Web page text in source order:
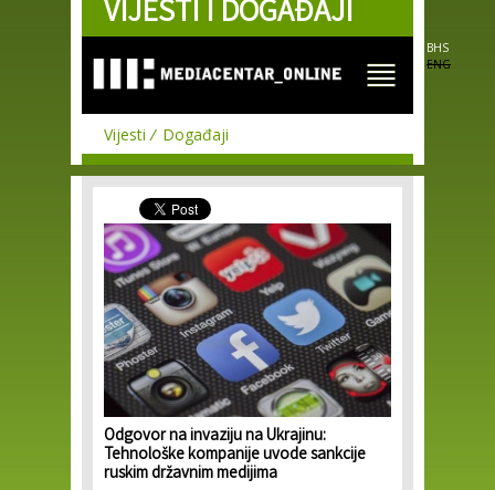
Skip to
main
VIJESTI I DOGAĐAJI
BHS
ENG
Vijesti Događaji
Odgovor na invaziju na Ukrajinu:
Tehnološke kompanije uvode sankcije
ruskim državnim medijima